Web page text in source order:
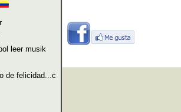
leer musik
de felicidad...c